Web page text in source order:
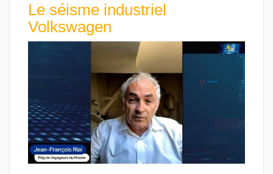
Le séisme industriel
Volkswagen